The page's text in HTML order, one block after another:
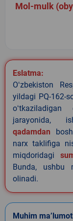
Mol-mulk
Eslatma:
Oʻzbekiston
yildagi PQ-162-
jarayonida,
qadamdan
narx taklifiga
miqdoridagi
Bunda, ushbu
olinadi.
Muhim